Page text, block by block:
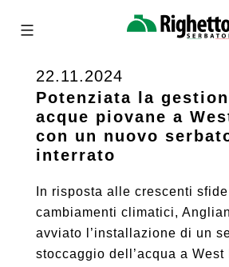
content
Righetto
22.11.2024
Potenziata la
acque piovane a
con un nuovo
interrato
In risposta alle crescenti
cambiamenti climatici,
avviato l’installazione di un
stoccaggio dell’acqua a West